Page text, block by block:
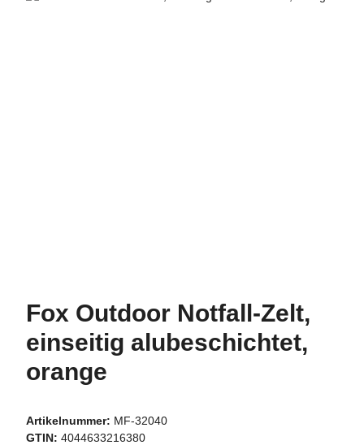
Fox Outdoor Notfall-Zelt,
einseitig alubeschichtet,
orange
Artikelnummer: MF-32040
GTIN: 4044633216380